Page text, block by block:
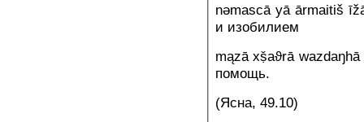
nəmascā yā ārmaitiš
и изобилием
mązā xṣ̌aϑrā
помощь.
(Ясна, 49.10)